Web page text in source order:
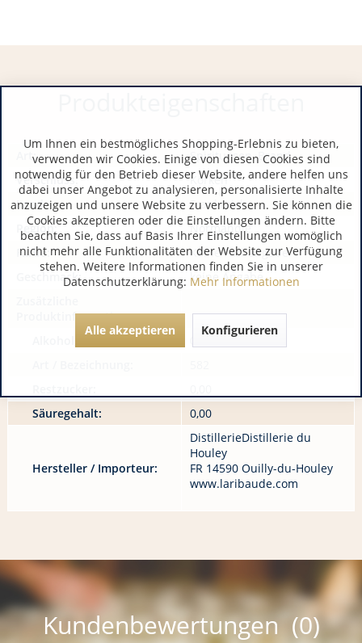
Art:
Spirituosen, Brand
Verschluss:
Korken
Land:
Frankreich
Region:
Normandie
Farbe:
Keine Farbangabe
Geschmack:
keine Angabe
Produktinformationen:
Säuregehalt:
0,00
Hersteller / Importeur:
DistillerieDistillerie du
Houley
FR 14590 Ouilly-du-Houley
www.laribaude.com
Kundenbewertungen (0)
Um Ihnen ein bestmögliches Shopping-Erlebnis zu bieten,
verwenden wir Cookies. Einige von diesen Cookies sind
notwendig für den Betrieb dieser Website, andere helfen uns
dabei unser Angebot zu analysieren, personalisierte Inhalte
anzuzeigen und unsere Website zu verbessern. Sie können die
Cookies akzeptieren oder die Einstellungen ändern. Bitte
beachten Sie, dass auf Basis Ihrer Einstellungen womöglich
nicht mehr alle Funktionalitäten der Website zur Verfügung
stehen. Weitere Informationen finden Sie in unserer
Datenschutzerklärung: Mehr Informationen
Alle akzeptieren Konfigurieren